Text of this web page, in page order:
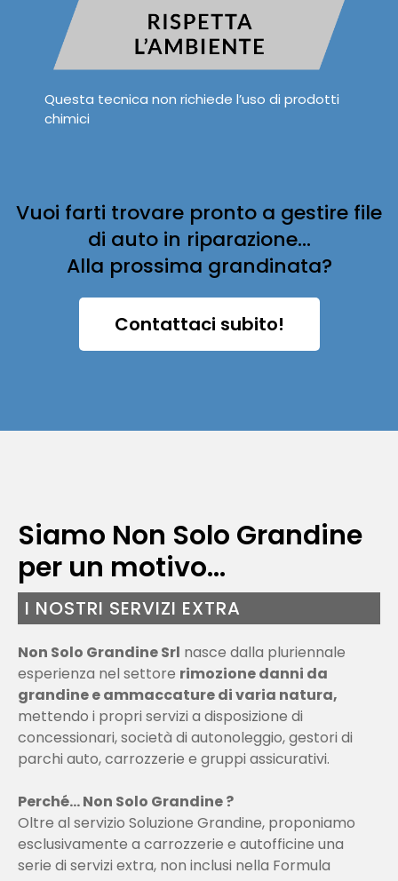
Questa tecnica non richiede l’uso di prodotti
chimici
Vuoi farti trovare pronto a gestire file
di auto in riparazione...
Alla prossima grandinata?
Contattaci subito!
Siamo Non Solo Grandine
per un motivo…
I NOSTRI SERVIZI EXTRA
Non Solo Grandine Srl nasce dalla pluriennale
esperienza nel settore rimozione danni da
grandine e ammaccature di varia natura,
mettendo i propri servizi a disposizione di
concessionari, società di autonoleggio, gestori di
parchi auto, carrozzerie e gruppi assicurativi.
Perché… Non Solo Grandine ?
Oltre al servizio Soluzione Grandine, proponiamo
esclusivamente a carrozzerie e autofficine una
serie di servizi extra, non inclusi nella Formula